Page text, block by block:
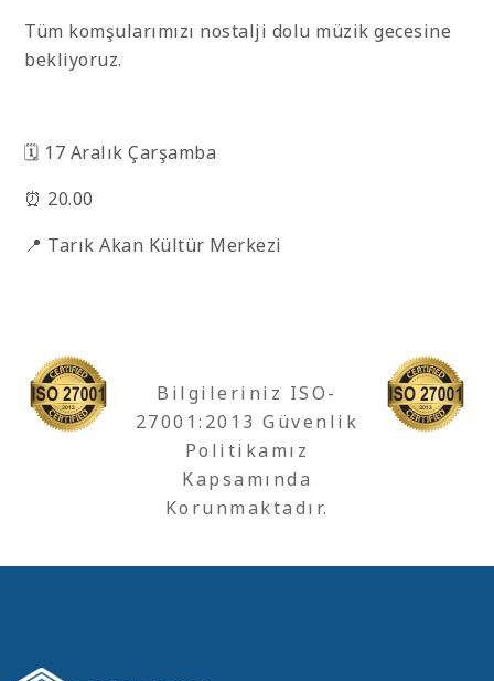
Tüm komşularımızı nostalji dolu müzik gecesine
bekliyoruz.
🗓️ 17 Aralık Çarşamba
⏰ 20.00
📍 Tarık Akan Kültür Merkezi
Bilgileriniz ISO-
27001:2013 Güvenlik
Politikamız
Kapsamında
Korunmaktadır.